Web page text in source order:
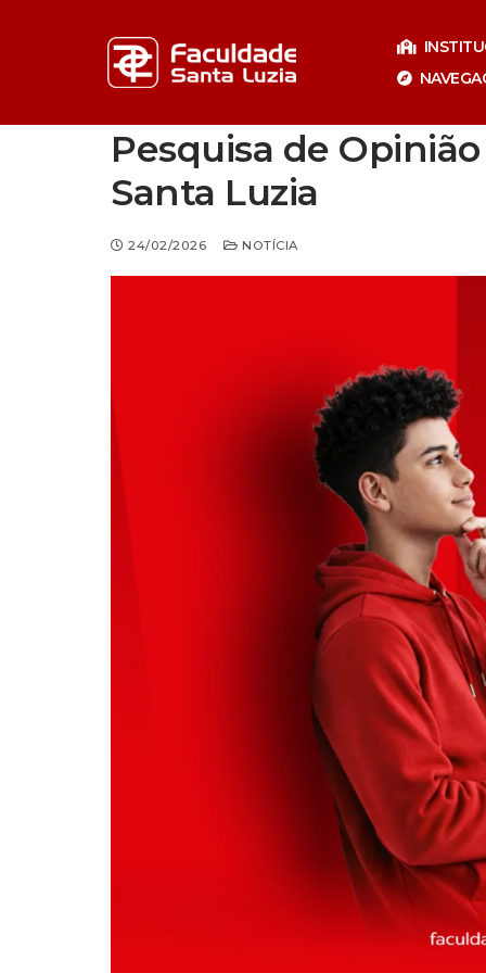
Pesquisa de
Santa Luzia
24/02/2026 NOTÍCIA